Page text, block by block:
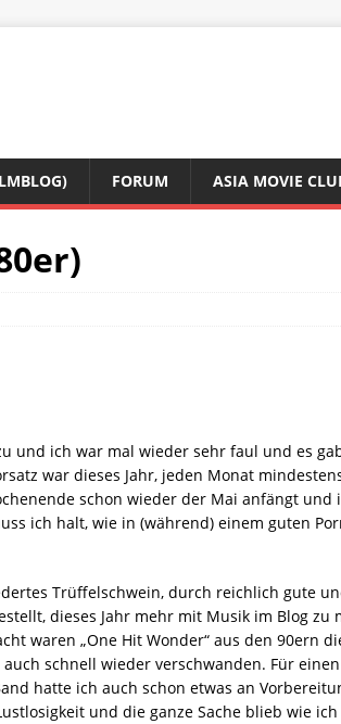
FORUM ASIA MOVIE
und ich war mal wieder sehr faul und es
war dieses Jahr, jeden Monat
schon wieder der Mai anfängt und
ich halt, wie in (während) einem guten
Trüffelschwein, durch reichlich gute
dieses Jahr mehr mit Musik im Blog zu
waren „One Hit Wonder“ aus den 90ern
schnell wieder verschwanden. Für
hatte ich auch schon etwas an
und die ganze Sache blieb wie ich